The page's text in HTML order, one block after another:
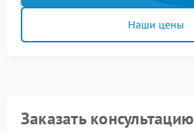
Наши цены
Заказать консультацию